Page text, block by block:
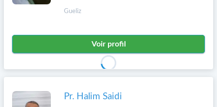
Gueliz
Voir profil
Pr. Halim Saidi